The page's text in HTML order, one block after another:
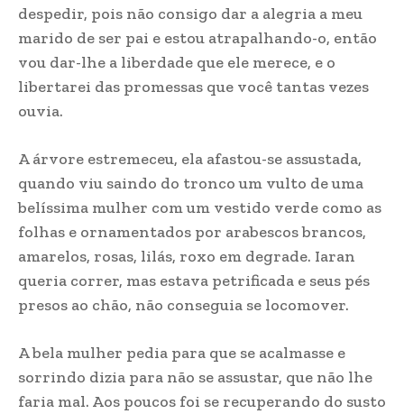
despedir, pois não consigo dar a alegria a meu
marido de ser pai e estou atrapalhando-o, então
vou dar-lhe a liberdade que ele merece, e o
libertarei das promessas que você tantas vezes
ouvia.
A árvore estremeceu, ela afastou-se assustada,
quando viu saindo do tronco um vulto de uma
belíssima mulher com um vestido verde como as
folhas e ornamentados por arabescos brancos,
amarelos, rosas, lilás, roxo em degrade. Iaran
queria correr, mas estava petrificada e seus pés
presos ao chão, não conseguia se locomover.
A bela mulher pedia para que se acalmasse e
sorrindo dizia para não se assustar, que não lhe
faria mal. Aos poucos foi se recuperando do susto